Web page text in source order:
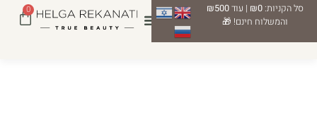
סל הקניות:₪0 | עוד₪500
והמשלוח חינם! 🎁
0